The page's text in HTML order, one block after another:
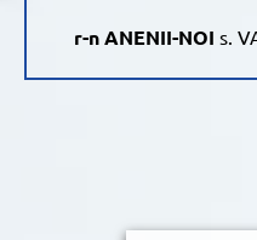
r-n ANENII-NOI s.